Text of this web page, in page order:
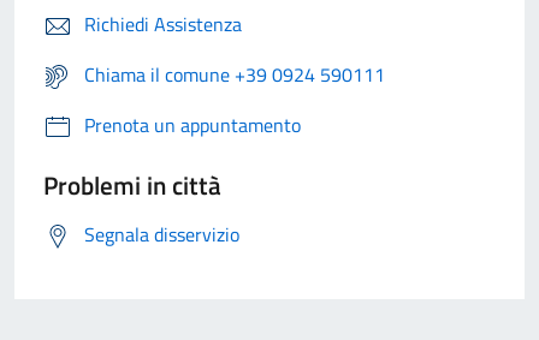
Richiedi Assistenza
Chiama il comune +39 0924 590111
Prenota un appuntamento
Problemi in città
Segnala disservizio